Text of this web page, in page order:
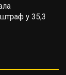
у 35,3